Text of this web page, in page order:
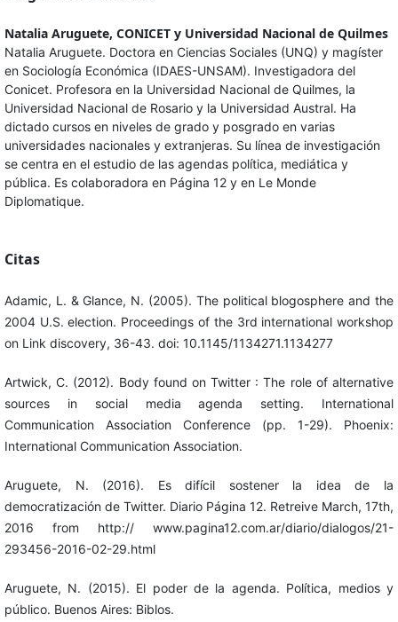
Natalia Aruguete, CONICET y Universidad Nacional de Quilmes
Natalia Aruguete. Doctora en Ciencias Sociales (UNQ) y magíster
en Sociología Económica (IDAES-UNSAM). Investigadora del
Conicet. Profesora en la Universidad Nacional de Quilmes, la
Universidad Nacional de Rosario y la Universidad Austral. Ha
dictado cursos en niveles de grado y posgrado en varias
universidades nacionales y extranjeras. Su línea de investigación
se centra en el estudio de las agendas política, mediática y
pública. Es colaboradora en Página 12 y en Le Monde
Diplomatique.
Citas
Adamic, L. & Glance, N. (2005). The political blogosphere and the
2004 U.S. election. Proceedings of the 3rd international workshop
on Link discovery, 36-43. doi: 10.1145/1134271.1134277
Artwick, C. (2012). Body found on Twitter : The role of alternative
sources in social media agenda setting. International
Communication Association Conference (pp. 1-29). Phoenix:
International Communication Association.
Aruguete, N. (2016). Es difícil sostener la idea de la
democratización de Twitter. Diario Página 12. Retreive March, 17th,
2016 from http:// www.pagina12.com.ar/diario/dialogos/21-
293456-2016-02-29.html
Aruguete, N. (2015). El poder de la agenda. Política, medios y
público. Buenos Aires: Biblos.